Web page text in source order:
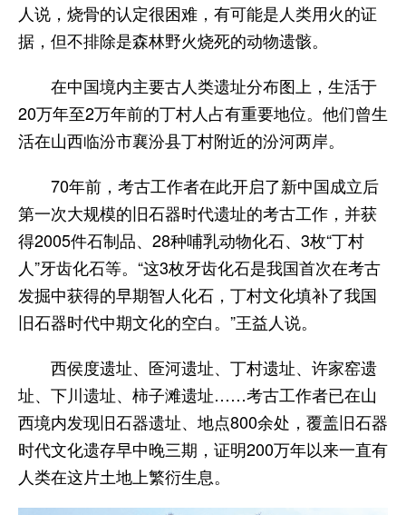
人说，烧骨的认定很困难，有可能是人类用火的证
据，但不排除是森林野火烧死的动物遗骸。
在中国境内主要古人类遗址分布图上，生活于
20万年至2万年前的丁村人占有重要地位。他们曾生
活在山西临汾市襄汾县丁村附近的汾河两岸。
70年前，考古工作者在此开启了新中国成立后
第一次大规模的旧石器时代遗址的考古工作，并获
得2005件石制品、28种哺乳动物化石、3枚“丁村
人”牙齿化石等。“这3枚牙齿化石是我国首次在考古
发掘中获得的早期智人化石，丁村文化填补了我国
旧石器时代中期文化的空白。”王益人说。
西侯度遗址、匼河遗址、丁村遗址、许家窑遗
址、下川遗址、柿子滩遗址……考古工作者已在山
西境内发现旧石器遗址、地点800余处，覆盖旧石器
时代文化遗存早中晚三期，证明200万年以来一直有
人类在这片土地上繁衍生息。